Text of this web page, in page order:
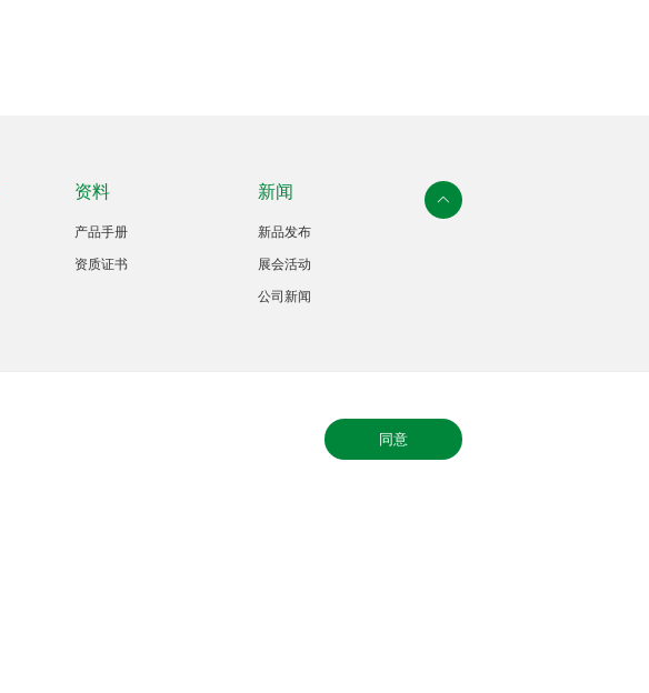
资料
产品手册
资质证书
新闻
新品发布
展会活动
公司新闻
同意